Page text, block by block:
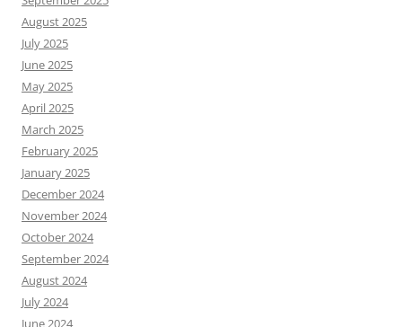
August 2025
July 2025
June 2025
May 2025
April 2025
March 2025
February 2025
January 2025
December 2024
November 2024
October 2024
September 2024
August 2024
July 2024
June 2024